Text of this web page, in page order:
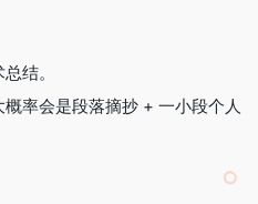
结。
率会是段落摘抄 + 一小段个人